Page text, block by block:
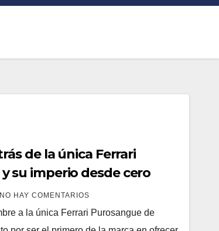
de la única Ferrari
su imperio desde cero
NO HAY COMENTARIOS
a la única Ferrari Purosangue de